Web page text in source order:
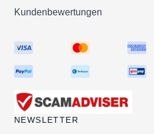
Kundenbewertungen
NEWSLETTER